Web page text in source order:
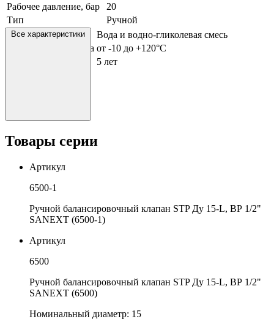
Рабочее давление, бар
20
Тип
Ручной
Рабочая среда
Вода и водно-гликолевая смесь
Рабочая температура от -10 до +120°С
5 лет
Все характеристики
Товары серии
Артикул
6500-1
Ручной балансировочный клапан STP Ду 15-L, ВР 1/2"
SANEXT (6500-1)
Артикул
6500
Ручной балансировочный клапан STP Ду 15-L, ВР 1/2"
SANEXT (6500)
Номинальный диаметр: 15